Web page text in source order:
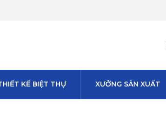
KẾ BIỆT THỰ XƯỞNG SẢN XUẤT